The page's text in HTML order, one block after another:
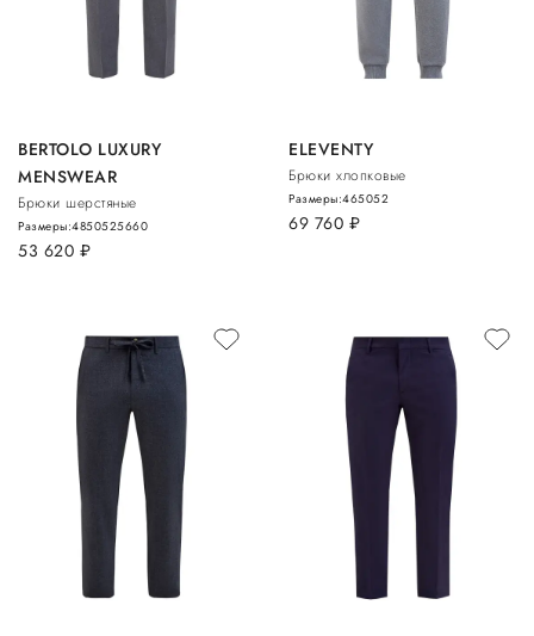
BERTOLO LUXURY
MENSWEAR
Брюки шерстяные
53 620 руб.
Размеры:4850525660
ELEVENTY
Брюки хлопковые
69 760 руб.
Размеры:465052